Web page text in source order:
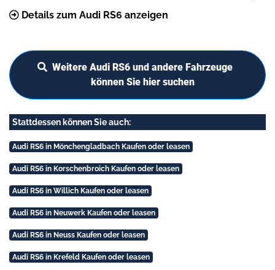
Details zum Audi RS6 anzeigen
Weitere Audi RS6 und andere Fahrzeuge
können Sie hier suchen
Stattdessen können Sie auch:
Audi RS6 in Mönchengladbach Kaufen oder leasen
Audi RS6 in Korschenbroich Kaufen oder leasen
Audi RS6 in Willich Kaufen oder leasen
Audi RS6 in Neuwerk Kaufen oder leasen
Audi RS6 in Neuss Kaufen oder leasen
Audi RS6 in Krefeld Kaufen oder leasen